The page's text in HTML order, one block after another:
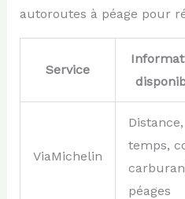
autoroutes à péage pour
Service
ViaMichelin
Distance,
temps,
péages